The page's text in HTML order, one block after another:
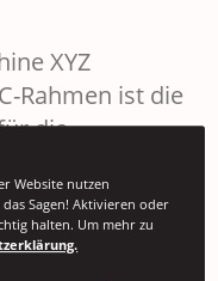
XYZ
Rahmen ist die
die
Website nutzen
Sagen! Aktivieren oder
halten. Um mehr zu